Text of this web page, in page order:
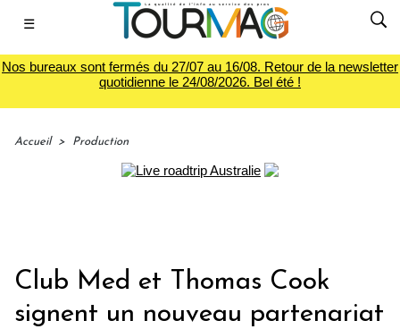
☰
Nos bureaux sont fermés du 27/07 au 16/08. Retour de la newsletter
quotidienne le 24/08/2026. Bel été !
Accueil > Production
Club Med et Thomas Cook
signent un nouveau partenariat